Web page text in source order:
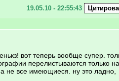
19.05.10 - 22:55:43
вот теперь вообще супер.
перелистываются только на
не все имеющиеся. ну это ладно,